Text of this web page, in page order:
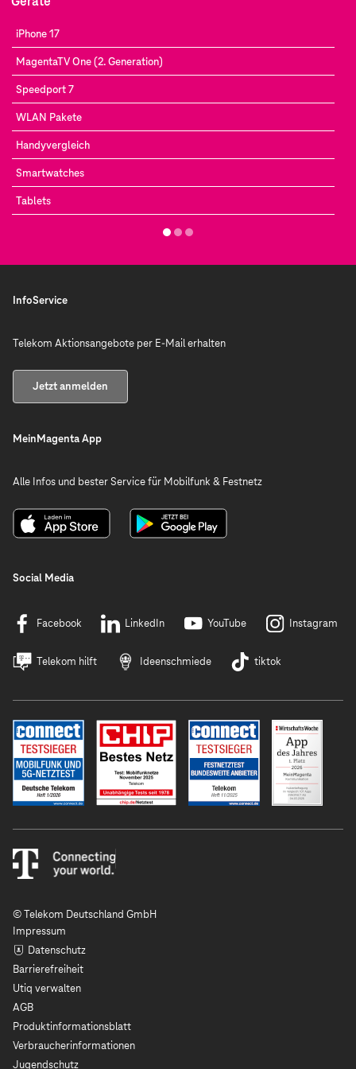
zukunftssichere Lösung für schnelles Internet.
Start des
iPhone 17
MagentaTV One (2. Generation)
Speedport 7
WLAN Pakete
Handyvergleich
Smartwatches
Tablets
InfoService
Telekom Aktionsangebote per E-Mail erhalten
Jetzt anmelden
MeinMagenta App
Alle Infos und bester Service für Mobilfunk & Festnetz
Social Media
Facebook LinkedIn YouTube Instagram
Telekom hilft Ideenschmiede tiktok
© Telekom Deutschland GmbH
Impressum
Datenschutz
Barrierefreiheit
Utiq verwalten
AGB
Produktinformationsblatt
Verbraucherinformationen
Jugendschutz